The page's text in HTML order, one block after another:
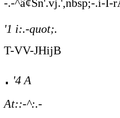
-.-^â¢Sn'.vj.',nbsp;-.i-I-
'1 i:.-quot;.
T-VV-JHijB
. '4 A
At::-^:.-